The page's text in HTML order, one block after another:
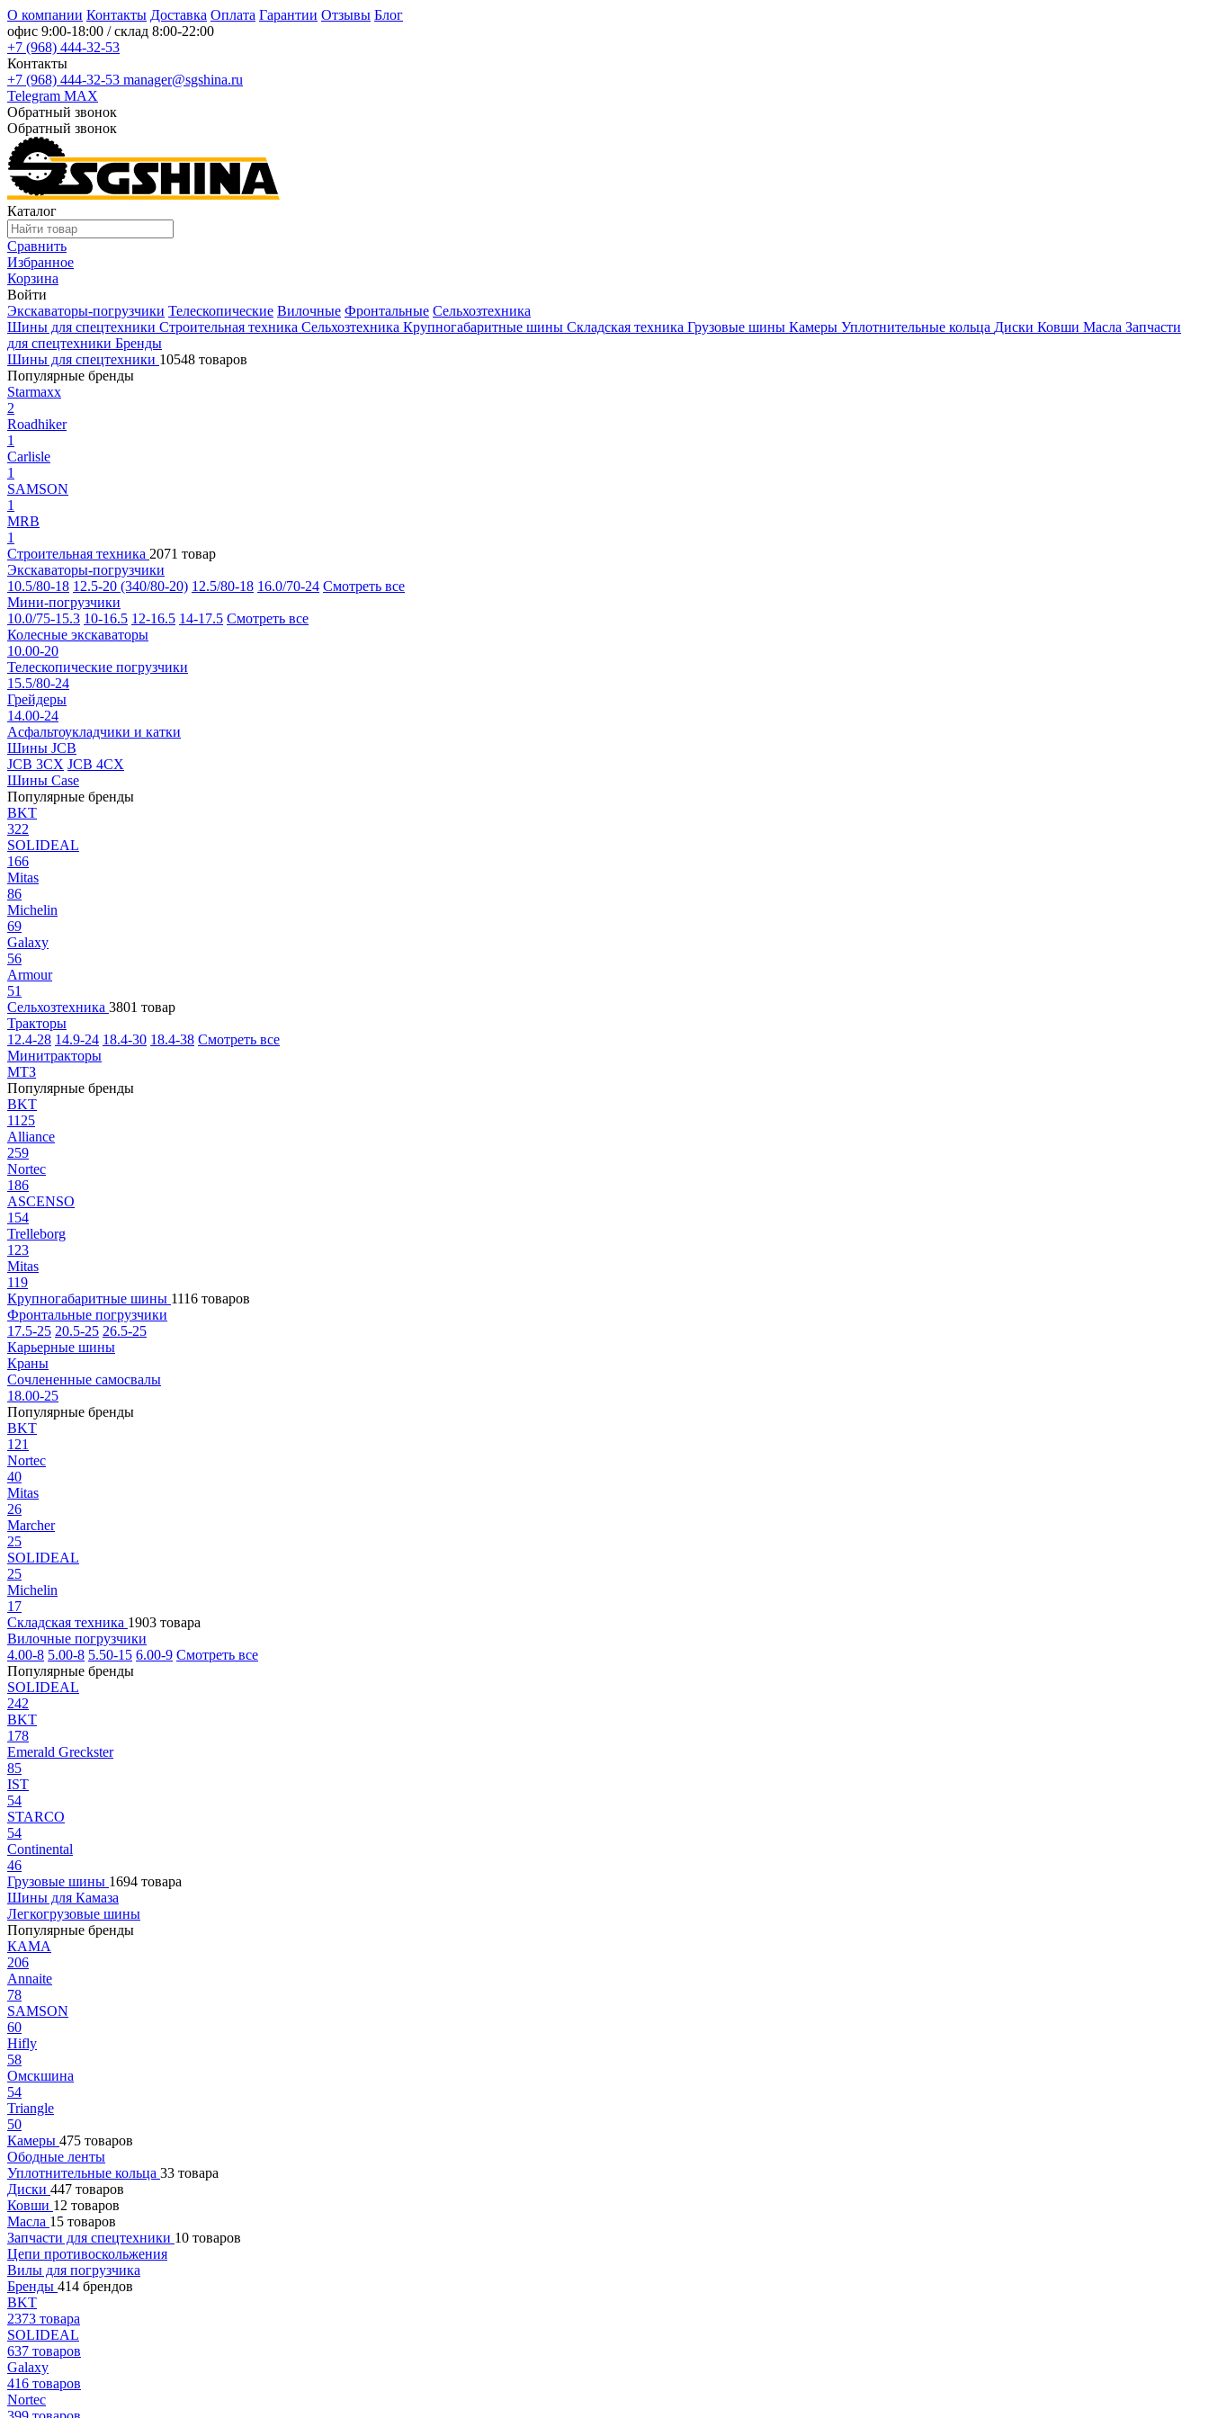
О компании Контакты Доставка Оплата Гарантии Отзывы Блог
офис 9:00-18:00 / склад 8:00-22:00
+7 (968) 444-32-53
Контакты
+7 (968) 444-32-53 manager@sgshina.ru
Telegram MAX
Обратный звонок
Обратный звонок
Каталог
Сравнить
Избранное
Корзина
Войти
Экскаваторы-погрузчики Телескопические Вилочные Фронтальные Сельхозтехника
Шины для спецтехники Строительная техника Сельхозтехника Крупногабаритные шины Складская техника Грузовые шины Камеры Уплотнительные кольца Диски Ковши Масла Запчасти
для спецтехники Бренды
Шины для спецтехники 10548 товаров
Популярные бренды
Starmaxx
2
Roadhiker
1
Carlisle
1
SAMSON
1
MRB
1
Строительная техника 2071 товар
Экскаваторы-погрузчики
10.5/80-18 12.5-20 (340/80-20) 12.5/80-18 16.0/70-24 Смотреть все
Мини-погрузчики
10.0/75-15.3 10-16.5 12-16.5 14-17.5 Смотреть все
Колесные экскаваторы
10.00-20
Телескопические погрузчики
15.5/80-24
Грейдеры
14.00-24
Асфальтоукладчики и катки
Шины JCB
JCB 3CX JCB 4CX
Шины Case
Популярные бренды
BKT
322
SOLIDEAL
166
Mitas
86
Michelin
69
Galaxy
56
Armour
51
Сельхозтехника 3801 товар
Тракторы
12.4-28 14.9-24 18.4-30 18.4-38 Смотреть все
Минитракторы
МТЗ
Популярные бренды
BKT
1125
Alliance
259
Nortec
186
ASCENSO
154
Trelleborg
123
Mitas
119
Крупногабаритные шины 1116 товаров
Фронтальные погрузчики
17.5-25 20.5-25 26.5-25
Карьерные шины
Краны
Сочлененные самосвалы
18.00-25
Популярные бренды
BKT
121
Nortec
40
Mitas
26
Marcher
25
SOLIDEAL
25
Michelin
17
Складская техника 1903 товара
Вилочные погрузчики
4.00-8 5.00-8 5.50-15 6.00-9 Смотреть все
Популярные бренды
SOLIDEAL
242
BKT
178
Emerald Greckster
85
IST
54
STARCO
54
Continental
46
Грузовые шины 1694 товара
Шины для Камаза
Легкогрузовые шины
Популярные бренды
КАМА
206
Annaite
78
SAMSON
60
Hifly
58
Омскшина
54
Triangle
50
Камеры 475 товаров
Ободные ленты
Уплотнительные кольца 33 товара
Диски 447 товаров
Ковши 12 товаров
Масла 15 товаров
Запчасти для спецтехники 10 товаров
Цепи противоскольжения
Вилы для погрузчика
Бренды 414 брендов
BKT
2373 товара
SOLIDEAL
637 товаров
Galaxy
416 товаров
Nortec